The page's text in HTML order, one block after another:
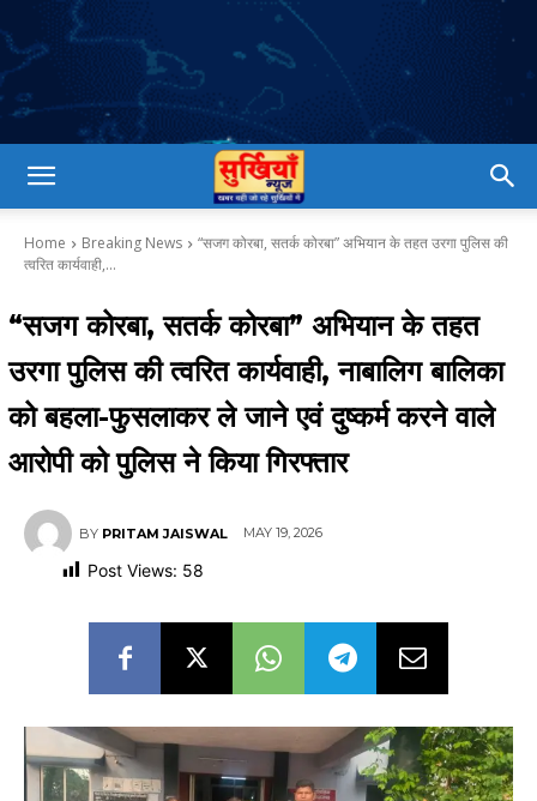
Home Breaking News
“सजग कोरबा, सतर्क कोरबा” अभियान के तहत उरगा पुलिस की
त्वरित कार्यवाही,...
“सजग कोरबा, सतर्क कोरबा” अभियान के तहत
उरगा पुलिस की त्वरित कार्यवाही, नाबालिग बालिका
को बहला-फुसलाकर ले जाने एवं दुष्कर्म करने वाले
आरोपी को पुलिस ने किया गिरफ्तार
BY PRITAM JAISWAL MAY 19, 2026
Post Views: 58